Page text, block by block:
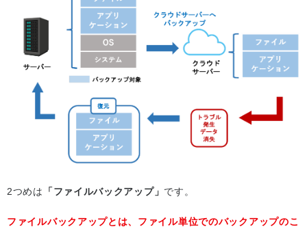
2つめは 「ファイルバックアップ」 です。
ファイルバックアップとは、ファイル単位でのバックアップのこ